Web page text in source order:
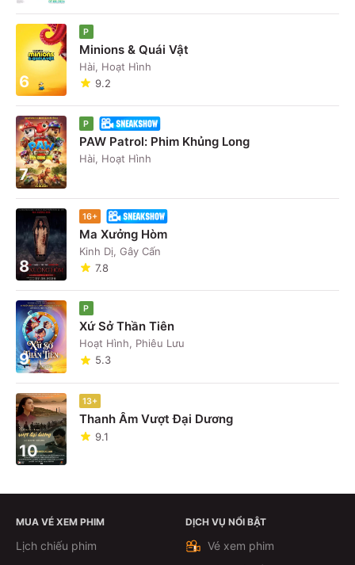
6
P
Minions & Quái Vật
Hài, Hoạt Hình
9.2
7
P
PAW Patrol: Phim Khủng Long
Hài, Hoạt Hình
8
16+
Ma Xưởng Hòm
Kinh Dị, Gây Cấn
7.8
9
P
Xứ Sở Thần Tiên
Hoạt Hình, Phiêu Lưu
5.3
10
13+
Thanh Âm Vượt Đại Dương
9.1
MUA VÉ XEM PHIM
Lịch chiếu phim
DỊCH VỤ NỔI BẬT
Vé xem phim